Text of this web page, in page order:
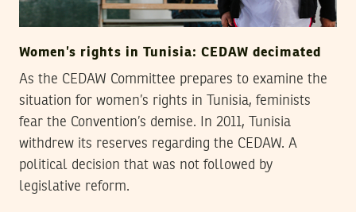
Women’s rights in Tunisia: CEDAW decimated
As the CEDAW Committee prepares to examine the
situation for women’s rights in Tunisia, feminists
fear the Convention’s demise. In 2011, Tunisia
withdrew its reserves regarding the CEDAW. A
political decision that was not followed by
legislative reform.